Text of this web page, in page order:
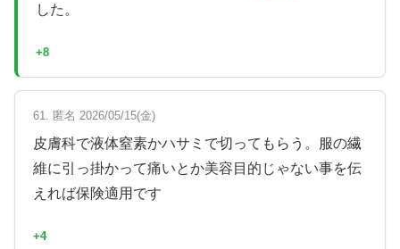
した。
+8
61. 匿名 2026/05/15(金)
皮膚科で液体窒素かハサミで切ってもらう。服の繊
維に引っ掛かって痛いとか美容目的じゃない事を伝
えれば保険適用です
+4